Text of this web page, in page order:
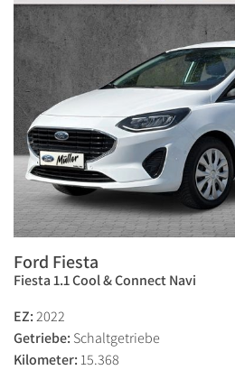
Ford Fiesta
Fiesta 1.1 Cool & Connect Navi
EZ:2022
Getriebe: Schaltgetriebe
Kilometer: 15.368